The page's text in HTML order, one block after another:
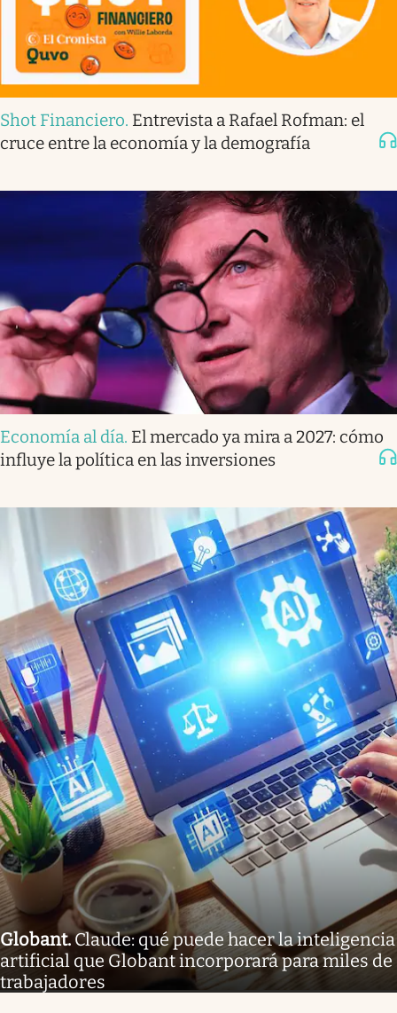
Shot Financiero. Entrevista a Rafael Rofman: el
cruce entre la economía y la demografía
Economía al día. El mercado ya mira a 2027: cómo
influye la política en las inversiones
Globant.Claude: qué puede hacer la inteligencia
artificial que Globant incorporará para miles de
trabajadores